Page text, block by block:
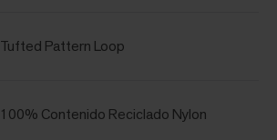
Tufted Pattern Loop
100% Contenido Reciclado Nylon